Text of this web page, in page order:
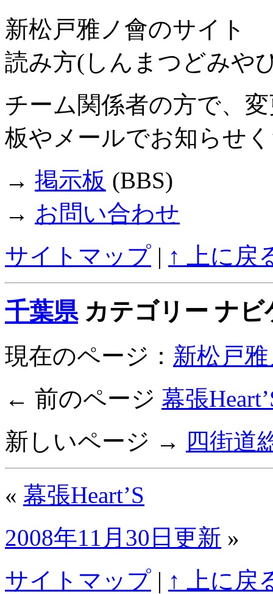
新松戸雅ノ會のサイト
読み方(しんまつどみや
チーム関係者の方で、
板やメールでお知らせ
→ 掲示板 (BBS)
→ お問い合わせ
サイトマップ | ↑ 上に戻
千葉県カテゴリー ナビ
現在のページ： 新松戸
← 前のページ 幕張
新しいページ → 四街道
« 幕張Heart’S
2008年11月30日更新 »
サイトマップ | ↑ 上に戻